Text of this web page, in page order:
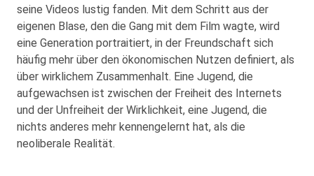
seine Videos lustig fanden. Mit dem Schritt aus der
eigenen Blase, den die Gang mit dem Film wagte, wird
eine Generation portraitiert, in der Freundschaft sich
häufig mehr über den ökonomischen Nutzen definiert, als
über wirklichem Zusammenhalt. Eine Jugend, die
aufgewachsen ist zwischen der Freiheit des Internets
und der Unfreiheit der Wirklichkeit, eine Jugend, die
nichts anderes mehr kennengelernt hat, als die
neoliberale Realität.